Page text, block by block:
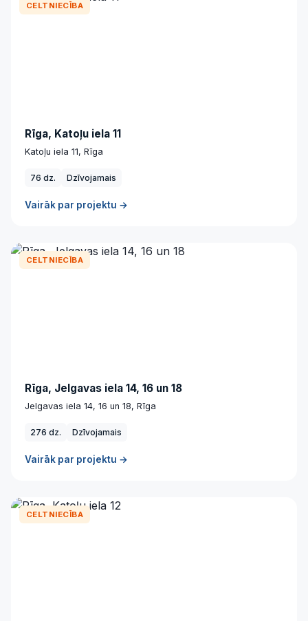
CELTNIECĪBA
Rīga, Katoļu iela 11
Katoļu iela 11, Rīga
76 dz. Dzīvojamais
Vairāk par projektu →
CELTNIECĪBA
Rīga, Jelgavas iela 14, 16 un 18
Jelgavas iela 14, 16 un 18, Rīga
276 dz. Dzīvojamais
Vairāk par projektu →
CELTNIECĪBA